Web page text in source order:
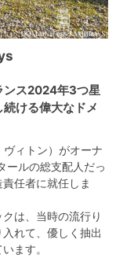
ンス2024年3つ星
ける偉大なドメ
ィトン）がオーナ
ールの総支配人だっ
任者に就任しま
は、当時の流行り
れて、優しく抽出
ます。